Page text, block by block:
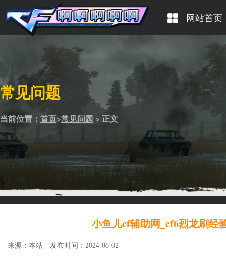
网站首页
常见问题
当前位置： 首页>常见问题 > 正文
小鱼儿cf辅助网_cf6烈龙刷经
来源：本站 发布时间：2024-06-02